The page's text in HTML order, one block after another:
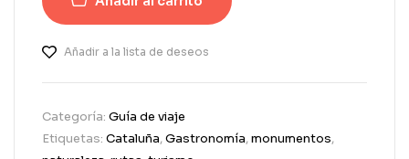
Añadir a la lista de deseos
Categoría: Guía de viaje
Etiquetas: Cataluña,Gastronomía,monumentos,